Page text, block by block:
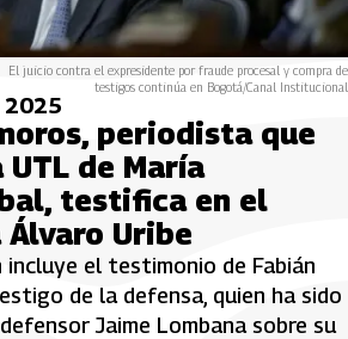
El juicio contra el expresidente por fraude procesal y compra de
testigos continúa en Bogotá/Canal Institucional
2025
periodista que
de María
testifica en el
Uribe
incluye el testimonio de Fabián
de la defensa, quien ha sido
Jaime Lombana sobre su